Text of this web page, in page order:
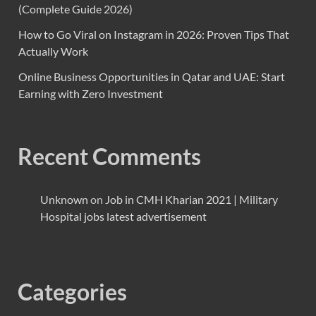
(Complete Guide 2026)
How to Go Viral on Instagram in 2026: Proven Tips That
Actually Work
Online Business Opportunities in Qatar and UAE: Start
Earning with Zero Investment
Recent Comments
Unknown on Job in CMH Kharian 2021 | Military
Hospital jobs latest advertisement
Categories